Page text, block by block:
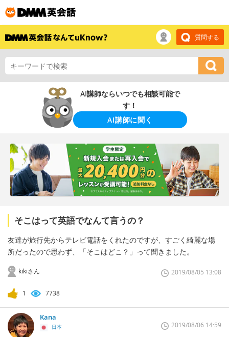
質問する
AI講師ならいつでも相談可能で
す！
AI講師に聞く
そこはって英語でなんて言うの？
友達が旅行先からテレビ電話をくれたのですが、すごく綺麗な場
所だったので思わず、「そこはどこ？」って聞きました。
kikiさん 2019/08/05 13:08
1 7738
Kana
日本 2019/08/06 14:59